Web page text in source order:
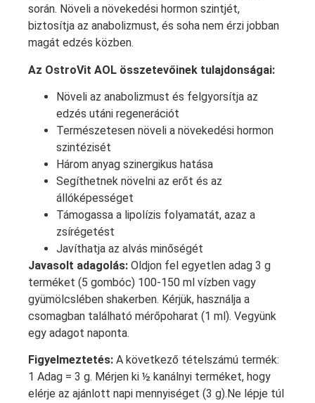
során. Növeli a növekedési hormon szintjét,
biztosítja az anabolizmust, és soha nem érzi jobban
magát edzés közben.
Az OstroVit AOL összetevőinek tulajdonságai:
Növeli az anabolizmust és felgyorsítja az
edzés utáni regenerációt
Természetesen növeli a növekedési hormon
szintézisét
Három anyag szinergikus hatása
Segíthetnek növelni az erőt és az
állóképességet
Támogassa a lipolízis folyamatát, azaz a
zsírégetést
Javíthatja az alvás minőségét
Javasolt adagolás: Oldjon fel egyetlen adag 3 g
terméket (5 gombóc) 100-150 ml vízben vagy
gyümölcslében shakerben. Kérjük, használja a
csomagban található mérőpoharat (1 ml). Vegyünk
egy adagot naponta.
Figyelmeztetés: A következő tételszámú termék:
1 Adag = 3 g. Mérjen ki ½ kanálnyi terméket, hogy
elérje az ajánlott napi mennyiséget (3 g).Ne lépje túl